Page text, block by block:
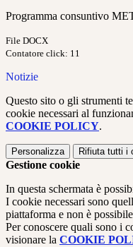
Programma consuntivo
File DOCX
Contatore click: 11
Notizie
Questo sito o gli strumenti
cookie necessari al
COOKIE POLICY.
Personalizza Rifiuta tutti i
Gestione cookie
In questa schermata è
I cookie necessari sono
piattaforma e non è
Per conoscere quali sono i
visionare la COOKIE